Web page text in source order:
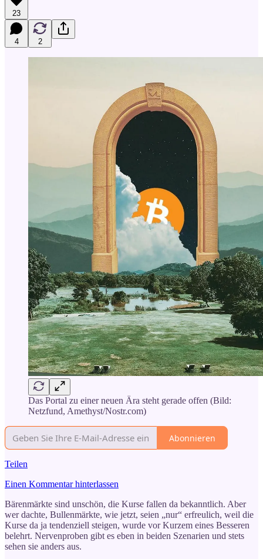
23
4 2
Das Portal zu einer neuen Ära steht gerade offen (Bild:
Netzfund, Amethyst/Nostr.com)
Abonnieren
Teilen
Einen Kommentar hinterlassen
Bärenmärkte sind unschön, die Kurse fallen da bekanntlich. Aber
wer dachte, Bullenmärkte, wie jetzt, seien „nur“ erfreulich, weil die
Kurse da ja tendenziell steigen, wurde vor Kurzem eines Besseren
belehrt. Nervenproben gibt es eben in beiden Szenarien und stets
sehen sie anders aus.